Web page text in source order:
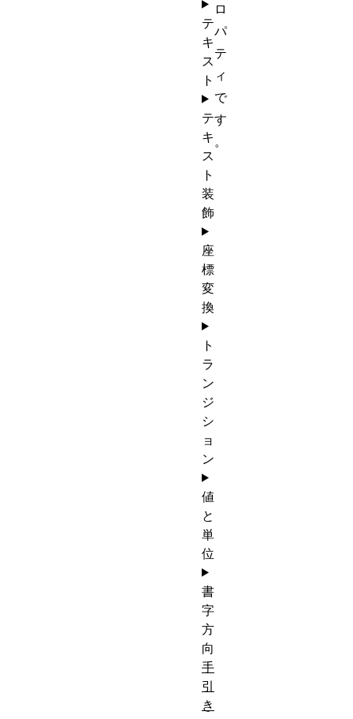
ロ
パ
テ
ィ
で
す
。
テ
キ
ス
ト
テ
キ
ス
ト
装
飾
座
標
変
換
ト
ラ
ン
ジ
シ
ョ
ン
値
と
単
位
書
字
方
向
手
引
き